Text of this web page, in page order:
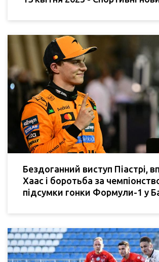
Бездоганний виступ Піастрі,
Хаас і боротьба за
підсумки гонки Формули-1 у